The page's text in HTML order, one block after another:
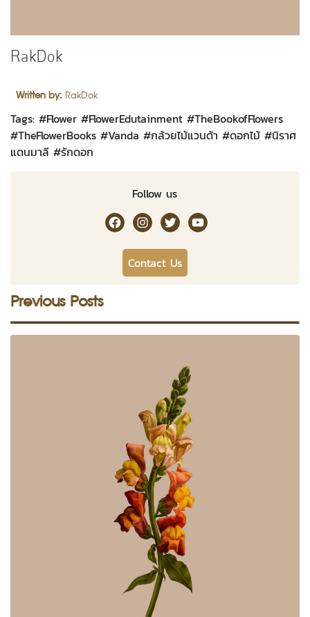
RakDok
Written by: RakDok
Tags: #Flower #FlowerEdutainment #TheBookofFlowers
#TheFlowerBooks #Vanda #กล้วยไม้แวนด้า #ดอกไม้ #นิราศ
แดนมาลี #รักดอก
Follow us
RakDok Channel Facebook
RakDok Channel Instagram
RakDok Twitter
Rakdok Channel
Contact Us
Previous Posts